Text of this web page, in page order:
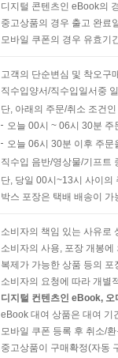
디지털 콘텐츠인 eBook의
중고상품의 경우 출고 완료
모바일 쿠폰의 경우 유효기
고객의 단순변심 및 착오구
직수입양서/직수입일서중
단, 아래의 주문/취소 조건
오늘 00시 ~ 06시 30분
오늘 06시 30분 이후 주
직수입 음반/영상물/기프트
단, 당일 00시~13시 사이의
박스 포장은 택배 배송이
소비자의 책임 있는 사유로
소비자의 사용, 포장 개봉
복제가 가능한 상품 등의
소비자의 요청에 따라 개별
디지털 컨텐츠인 eBook,
eBook 대여 상품은 대여 기
모바일 쿠폰 등록 후 취소/
중고상품이 구매확정(자동